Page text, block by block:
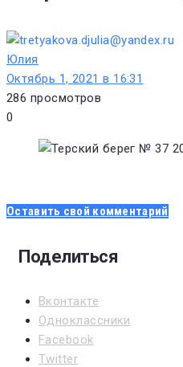
Юлия
Октябрь 1, 2021 в 16:31
286 просмотров
0
Оставить свой комментарий
Поделиться
Вконтакте
Одноклассники
Facebook
Twitter